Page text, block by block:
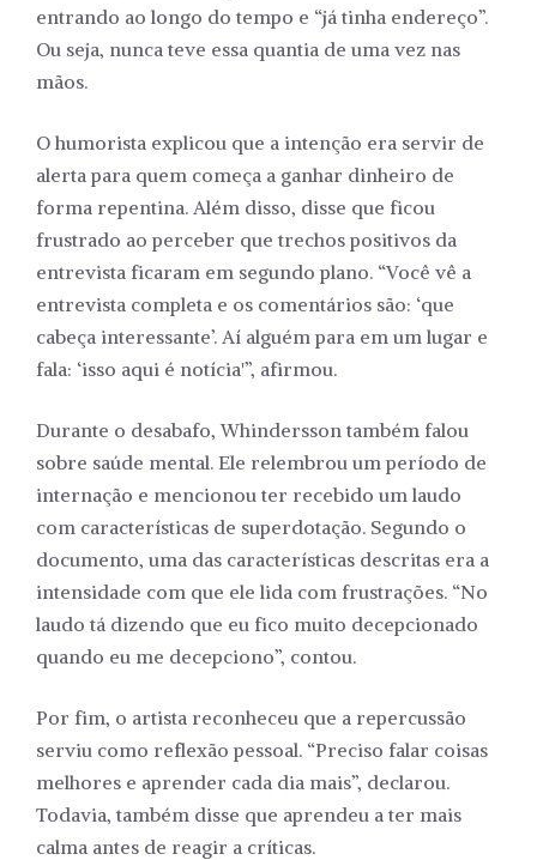
entrando ao longo do tempo e “já tinha endereço”.
Ou seja, nunca teve essa quantia de uma vez nas
mãos.
O humorista explicou que a intenção era servir de
alerta para quem começa a ganhar dinheiro de
forma repentina. Além disso, disse que ficou
frustrado ao perceber que trechos positivos da
entrevista ficaram em segundo plano. “Você vê a
entrevista completa e os comentários são: ‘que
cabeça interessante’. Aí alguém para em um lugar e
fala: ‘isso aqui é notícia'”, afirmou.
Durante o desabafo, Whindersson também falou
sobre saúde mental. Ele relembrou um período de
internação e mencionou ter recebido um laudo
com características de superdotação. Segundo o
documento, uma das características descritas era a
intensidade com que ele lida com frustrações. “No
laudo tá dizendo que eu fico muito decepcionado
quando eu me decepciono”, contou.
Por fim, o artista reconheceu que a repercussão
serviu como reflexão pessoal. “Preciso falar coisas
melhores e aprender cada dia mais”, declarou.
Todavia, também disse que aprendeu a ter mais
calma antes de reagir a críticas.